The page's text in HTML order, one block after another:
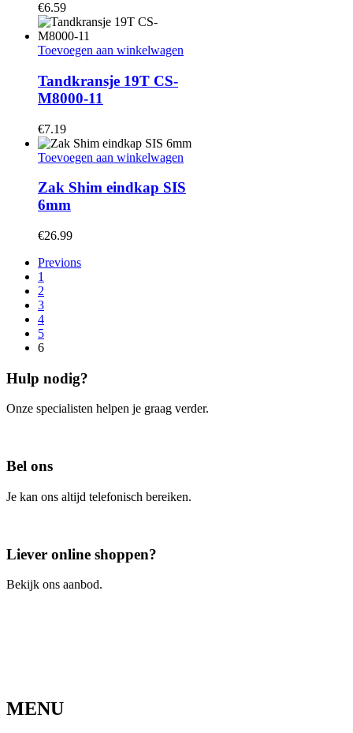
€6.59
Toevoegen aan winkelwagen
Tandkransje 19T CS-
M8000-11
€7.19
Toevoegen aan winkelwagen
Zak Shim eindkap SIS
6mm
€26.99
Previons
1
2
3
4
5
6
Hulp nodig?
Onze specialisten helpen je graag verder.
Bel ons
Je kan ons altijd telefonisch bereiken.
Liever online shoppen?
Bekijk ons aanbod.
MENU